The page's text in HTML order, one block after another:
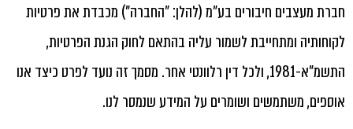
חברת מעצבים חיבורים בע"מ (להלן: "החברה") מכבדת את פרטיות
לקוחותיה ומתחייבת לשמור עליה בהתאם לחוק הגנת הפרטיות,
התשמ"א-1981, ולכל דין רלוונטי אחר. מסמך זה נועד לפרט כיצד אנו
אוספים, משתמשים ושומרים על המידע שנמסר לנו.